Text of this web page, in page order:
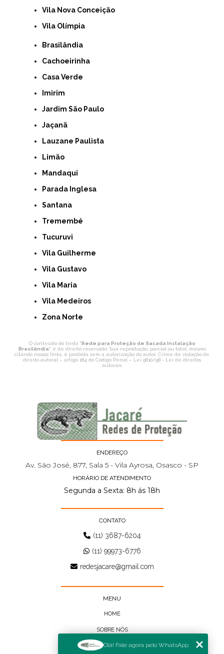
Vila Nova Conceição
Vila Olímpia
Brasilândia
Cachoeirinha
Casa Verde
Imirim
Jardim São Paulo
Jaçanã
Lauzane Paulista
Limão
Mandaqui
Parada Inglesa
Santana
Tremembé
Tucuruvi
Vila Guilherme
Vila Gustavo
Vila Maria
Vila Medeiros
Zona Norte
O conteúdo do texto "Rede para Proteção de Sacada Instalação
Brasilândia" é de direito reservado. Sua reprodução, parcial ou total, mesmo
citando nossos links, é proibida sem a autorização do autor. Crime de violação de
direito autoral – artigo 184 do Código Penal – Lei 9610/98 - Lei de direitos
autorais.
ENDEREÇO
Av. São José, 877, Sala 5 - Vila Ayrosa, Osasco - SP
HORÁRIO DE ATENDIMENTO
Segunda a Sexta: 8h ás 18h
CONTATO
(11) 3687-6204
(11) 99973-6776
redesjacare@gmail.com
MENU
HOME
SOBRE NÓS
BLOG
Olá! Fale agora pelo WhatsApp